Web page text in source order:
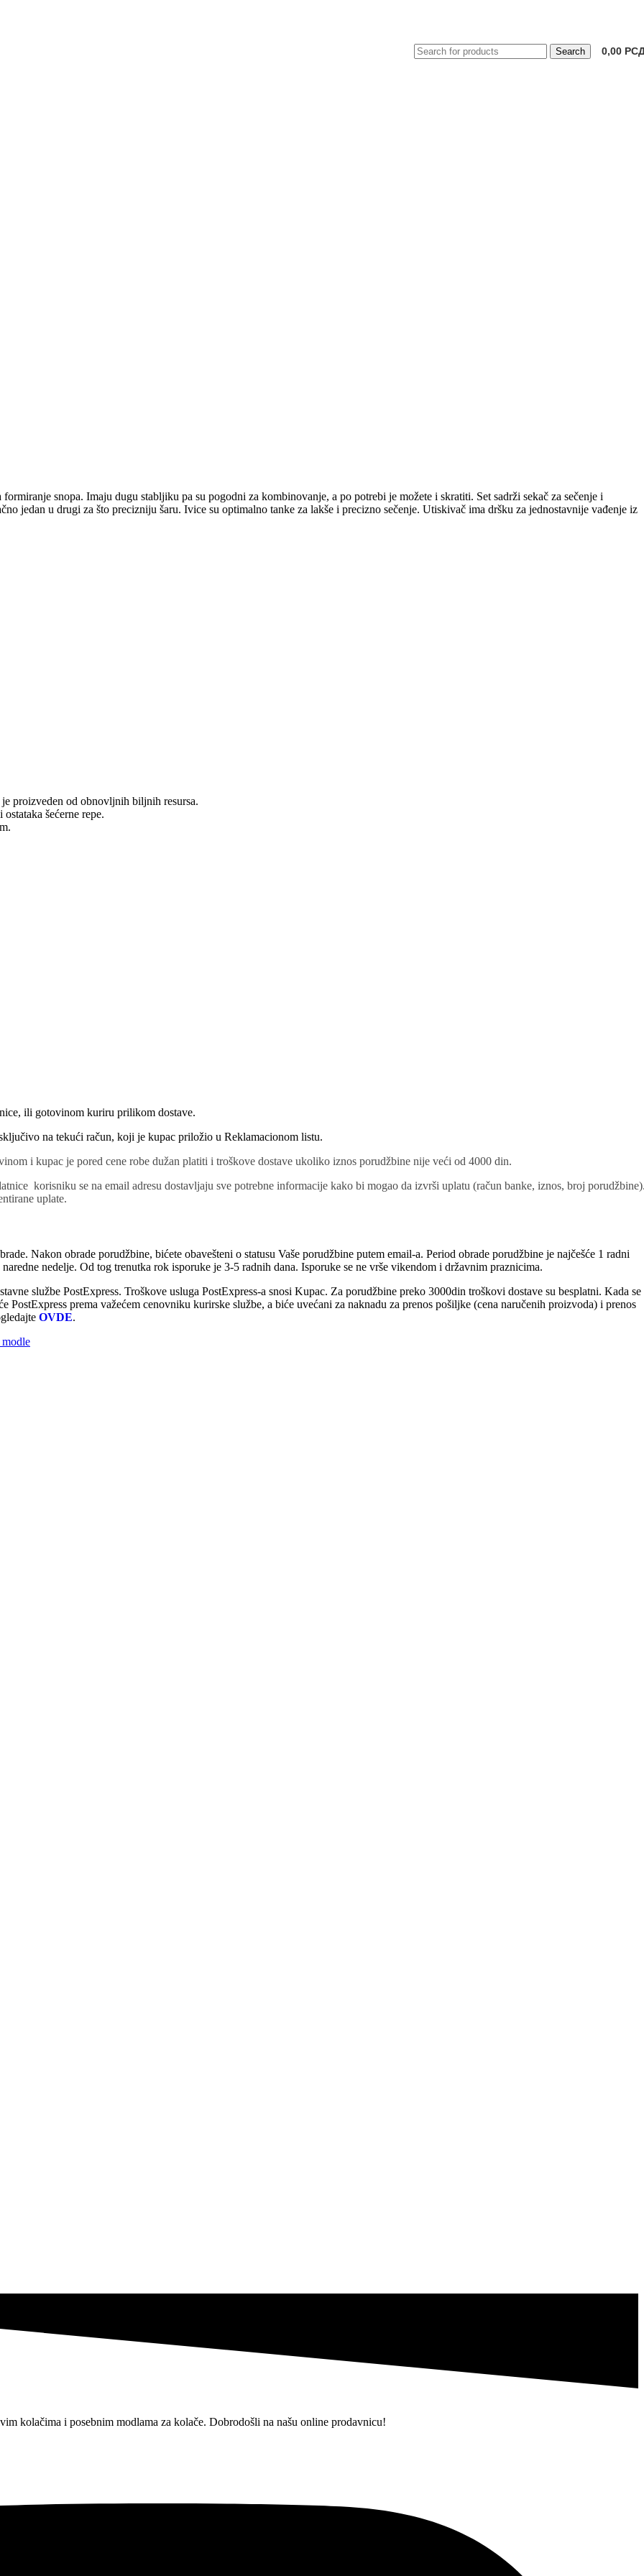
Search 0,00
snopa. Imaju dugu stabljiku pa su pogodni za kombinovanje, a po potrebi je možete i skratiti. Set sadrži sekač za sečenje i
jedan u drugi za što precizniju šaru. Ivice su optimalno tanke za lakše i precizno sečenje. Utiskivač ima dršku za jednostavnije vađenje iz
proizveden od obnovljnih biljnih resursa.
šećerne repe.
ili gotovinom kuriru prilikom dostave.
na tekući račun, koji je kupac priložio u Reklamacionom listu.
i kupac je pored cene robe dužan platiti i troškove dostave ukoliko iznos porudžbine nije veći od 4000 din.
korisniku se na email adresu dostavljaju sve potrebne informacije kako bi mogao da izvrši uplatu (račun banke, iznos, broj
uplate.
Nakon obrade porudžbine, bićete obavešteni o statusu Vaše porudžbine putem email-a. Period obrade porudžbine je najčešće 1 radni
nedelje. Od tog trenutka rok isporuke je 3-5 radnih dana. Isporuke se ne vrše vikendom i državnim praznicima.
službe PostExpress. Troškove usluga PostExpress-a snosi Kupac. Za porudžbine preko 3000din troškovi dostave su besplatni. Kada se
prema važećem cenovniku kurirske službe, a biće uvećani za naknadu za prenos pošiljke (cena naručenih proizvoda) i prenos
OVDE.
modle
kolačima i posebnim modlama za kolače. Dobrodošli na našu online prodavnicu!